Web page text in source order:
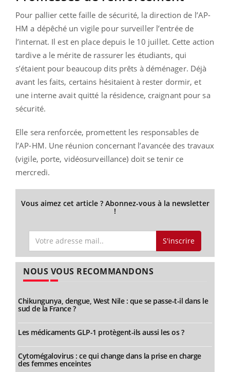
Pour pallier cette faille de sécurité, la direction de l’AP-
HM a dépêché un vigile pour surveiller l’entrée de
l’internat. Il est en place depuis le 10 juillet. Cette action
tardive a le mérite de rassurer les étudiants, qui
s’étaient pour beaucoup dits prêts à déménager. Déjà
avant les faits, certains hésitaient à rester dormir, et
une interne avait quitté la résidence, craignant pour sa
sécurité.
Elle sera renforcée, promettent les responsables de
l’AP-HM. Une réunion concernant l’avancée des travaux
(vigile, porte, vidéosurveillance) doit se tenir ce
mercredi.
Vous aimez cet article ? Abonnez-vous à la newsletter
!
S'inscrire
NOUS VOUS RECOMMANDONS
Chikungunya, dengue, West Nile : que se passe-t-il dans le
sud de la France ?
Les médicaments GLP-1 protègent-ils aussi les os ?
Cytomégalovirus : ce qui change dans la prise en charge
des femmes enceintes